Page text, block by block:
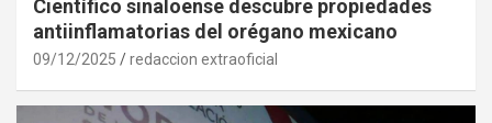
Científico sinaloense descubre propiedades
antiinflamatorias del orégano mexicano
09/12/2025 redaccion extraoficial